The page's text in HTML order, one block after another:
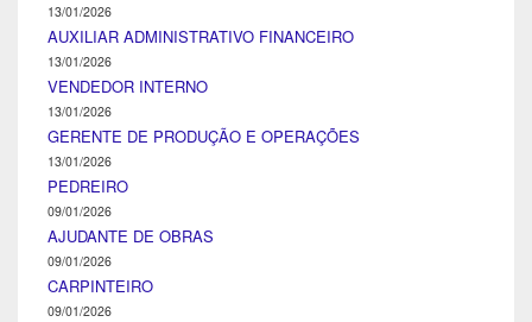
13/01/2026
AUXILIAR ADMINISTRATIVO FINANCEIRO
13/01/2026
VENDEDOR INTERNO
13/01/2026
GERENTE DE PRODUÇÃO E OPERAÇÕES
13/01/2026
PEDREIRO
09/01/2026
AJUDANTE DE OBRAS
09/01/2026
CARPINTEIRO
09/01/2026